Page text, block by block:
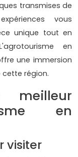
transmises de
vous
unique tout en
en
une immersion
région.
meilleur
en
visiter